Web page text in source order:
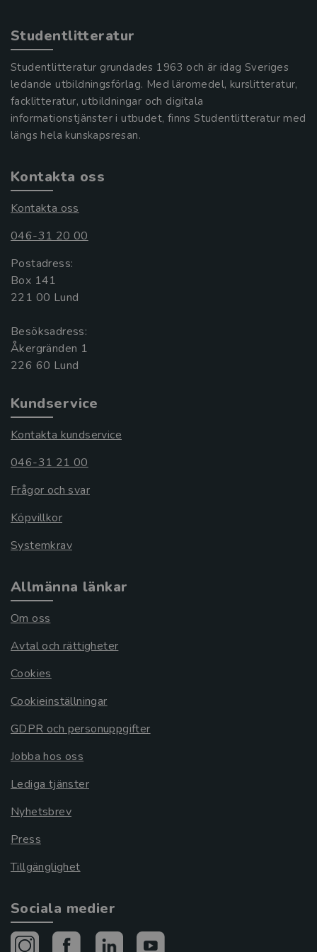
Studentlitteratur
Studentlitteratur grundades 1963 och är idag Sveriges
ledande utbildningsförlag. Med läromedel, kurslitteratur,
facklitteratur, utbildningar och digitala
informationstjänster i utbudet, finns Studentlitteratur med
längs hela kunskapsresan.
Kontakta oss
Kontakta oss
046-31 20 00
Postadress:
Box 141
221 00 Lund
Besöksadress:
Åkergränden 1
Kundservice
Kontakta kundservice
046-31 21 00
Frågor och svar
Köpvillkor
Systemkrav
Allmänna länkar
Om oss
Avtal och rättigheter
Cookies
Cookieinställningar
GDPR och personuppgifter
Jobba hos oss
Lediga tjänster
Nyhetsbrev
Press
Tillgänglighet
Sociala medier